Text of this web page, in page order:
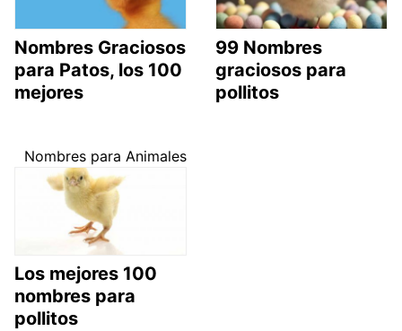
Nombres Graciosos
para Patos, los 100
mejores
99 Nombres
graciosos para
pollitos
Nombres para Animales
Los mejores 100
nombres para
pollitos